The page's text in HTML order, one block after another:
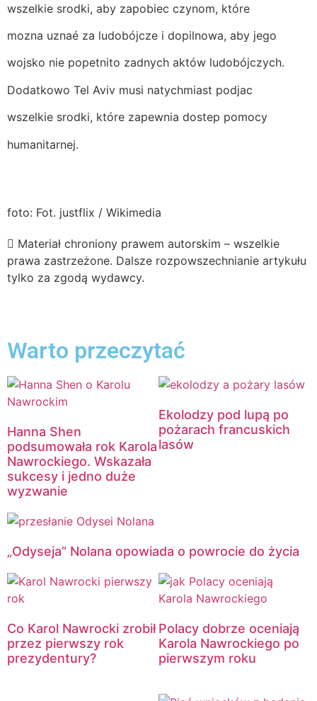
wszelkie srodki, aby zapobiec czynom, które
mozna uznaé za ludobójcze i dopilnowa, aby jego
wojsko nie popetnito zadnych aktów ludobójczych.
Dodatkowo Tel Aviv musi natychmiast podjac
wszelkie srodki, które zapewnia dostep pomocy
humanitarnej.
foto: Fot. justflix / Wikimedia
Materiał chroniony prawem autorskim – wszelkie
prawa zastrzeżone. Dalsze rozpowszechnianie artykułu
tylko za zgodą wydawcy.
Warto przeczytać
Hanna Shen
podsumowała rok Karola
Nawrockiego. Wskazała
sukcesy i jedno duże
wyzwanie
Ekolodzy pod lupą po
pożarach francuskich
lasów
„Odyseja” Nolana opowiada o powrocie do życia
Co Karol Nawrocki zrobił
przez pierwszy rok
prezydentury?
Polacy dobrze oceniają
Karola Nawrockiego po
pierwszym roku